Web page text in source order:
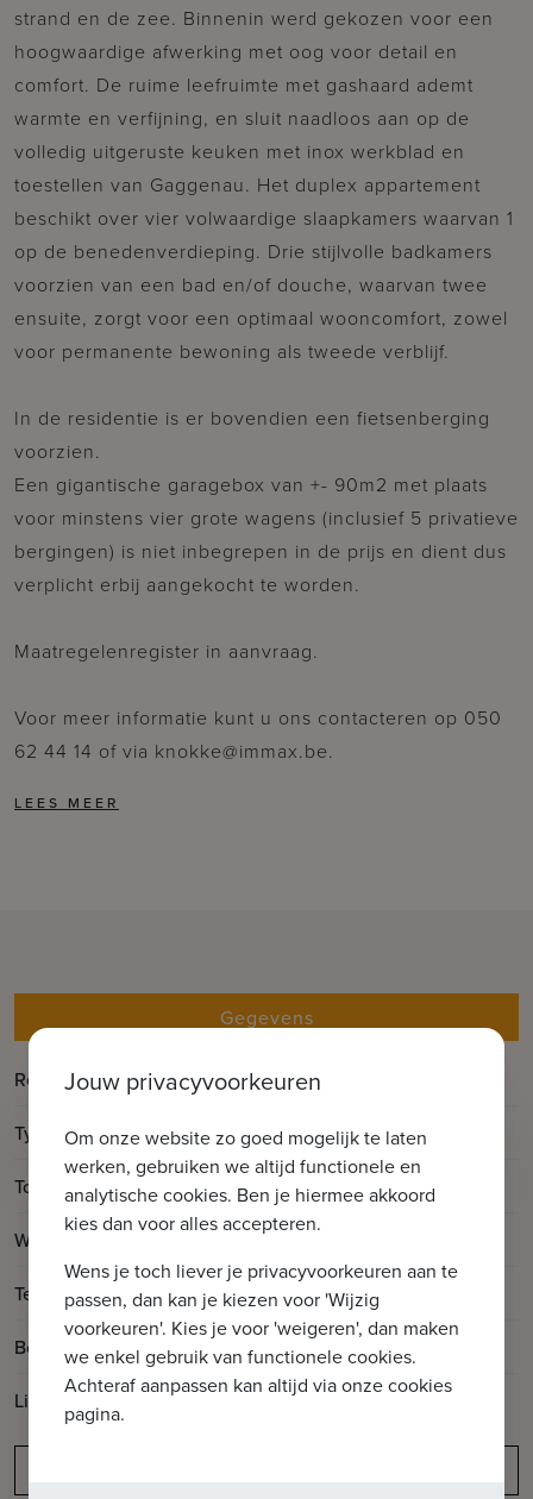
strand en de zee. Binnenin werd gekozen voor een
hoogwaardige afwerking met oog voor detail en
comfort. De ruime leefruimte met gashaard ademt
warmte en verfijning, en sluit naadloos aan op de
volledig uitgeruste keuken met inox werkblad en
toestellen van Gaggenau. Het duplex appartement
beschikt over vier volwaardige slaapkamers waarvan 1
op de benedenverdieping. Drie stijlvolle badkamers
voorzien van een bad en/of douche, waarvan twee
ensuite, zorgt voor een optimaal wooncomfort, zowel
voor permanente bewoning als tweede verblijf.
In de residentie is er bovendien een fietsenberging
voorzien.
Een gigantische garagebox van +- 90m2 met plaats
voor minstens vier grote wagens (inclusief 5 privatieve
bergingen) is niet inbegrepen in de prijs en dient dus
verplicht erbij aangekocht te worden.
Maatregelenregister in aanvraag.
Voor meer informatie kunt u ons contacteren op 050
62 44 14 of via knokke@immax.be.
Gegevens
Referentie Tides
Type Appartement
Totale oppervlakte 203m
Woonoppervlakte 184m2
Terrasoppervlakte 19m2
Bouwjaar 2019
Lift aanwezig Ja
Jouw privacyvoorkeuren
Om onze website zo goed mogelijk te laten
werken, gebruiken we altijd functionele en
analytische cookies. Ben je hiermee akkoord
kies dan voor alles accepteren.
Wens je toch liever je privacyvoorkeuren aan te
passen, dan kan je kiezen voor 'Wijzig
voorkeuren'. Kies je voor 'weigeren', dan maken
we enkel gebruik van functionele cookies.
Achteraf aanpassen kan altijd via onze cookies
pagina.